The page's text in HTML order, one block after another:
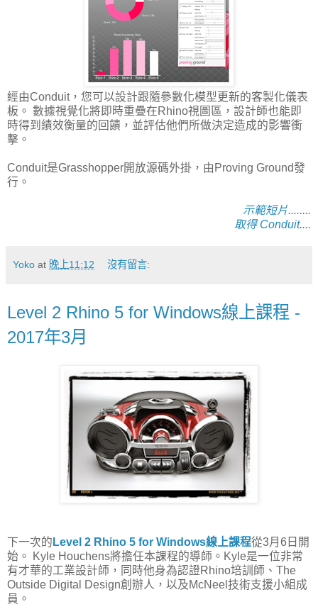
經由Conduit，您可以設計跟隨參數化模型更新的客製化儀表
板。 數據視覺化將即時重疊在Rhino視圖區，設計師也能即
時得到績效衡量的回饋，並評估他們所做決定造成的影響衝
擊。
Conduit是Grasshopper開放源碼外掛，由Proving Ground發
行。
示範短片........
取得 Conduit....
Yoko at 晚上11:12 沒有留言:
Level 2 Rhino 5 for Windows線上課程 -
2017年3月
下一次的 Level 2 Rhino 5 for Windows線上課程從3月6日開
始。 Kyle Houchens將擔任本課程的導師。Kyle是一位非常
有才華的工業設計師，同時他身為認證Rhino培訓師、The
Outside Digital Design創辦人，以及McNeel技術支援小組成
員。